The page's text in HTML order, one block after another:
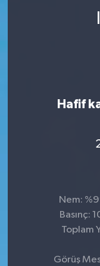
Hafif
Nem:
Basınç:
Toplam
Görüş